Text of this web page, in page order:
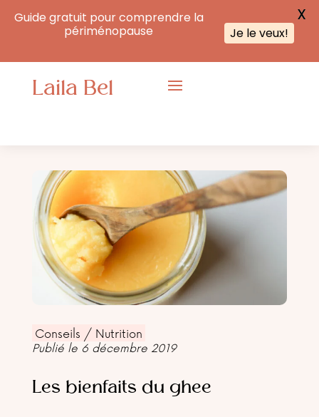
Laila Bel
Conseils / Nutrition
Publié le 6 décembre 2019
Les bienfaits du ghee
Guide gratuit pour comprendre la
périménopause
Je le veux!
X